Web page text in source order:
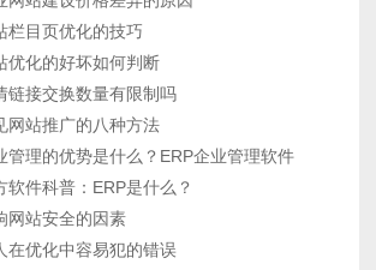
栏目页优化的技巧
优化的好坏如何判断
链接交换数量有限制吗
网站推广的八种方法
管理的优势是什么？ERP企业管理软件
软件科普：ERP是什么？
网站安全的因素
在优化中容易犯的错误